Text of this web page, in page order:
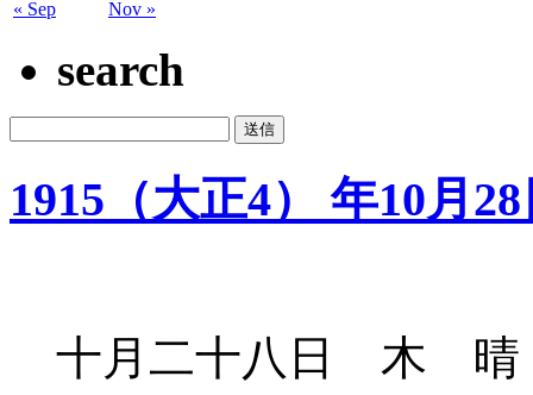
« Sep Nov »
search
1915（大正4） 年10月
十月二十八日 木 晴